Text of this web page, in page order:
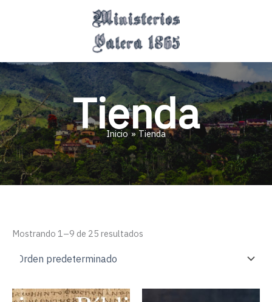
Tienda
Inicio Tienda
Mostrando 1–9 de 25 resultados